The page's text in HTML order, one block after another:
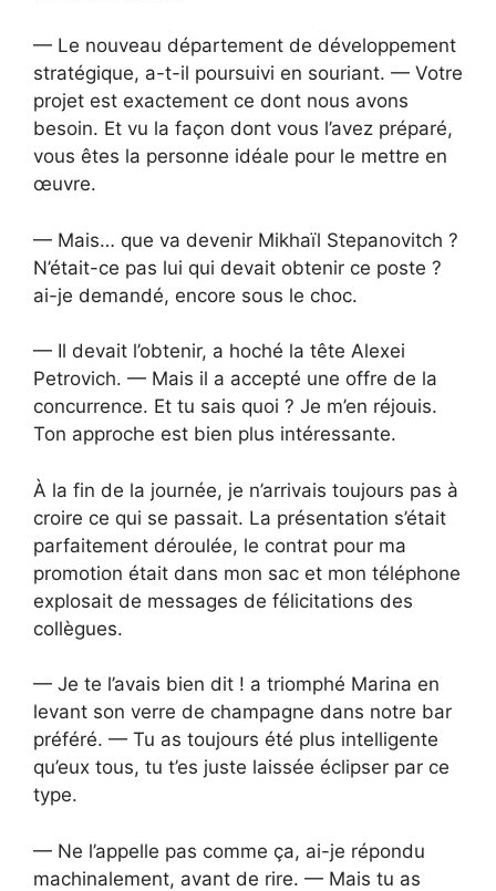
— Le nouveau département de développement
stratégique, a-t-il poursuivi en souriant. — Votre
projet est exactement ce dont nous avons
besoin. Et vu la façon dont vous l’avez préparé,
vous êtes la personne idéale pour le mettre en
œuvre.
— Mais… que va devenir Mikhaïl Stepanovitch ?
N’était-ce pas lui qui devait obtenir ce poste ?
ai-je demandé, encore sous le choc.
— Il devait l’obtenir, a hoché la tête Alexei
Petrovich. — Mais il a accepté une offre de la
concurrence. Et tu sais quoi ? Je m’en réjouis.
Ton approche est bien plus intéressante.
À la fin de la journée, je n’arrivais toujours pas à
croire ce qui se passait. La présentation s’était
parfaitement déroulée, le contrat pour ma
promotion était dans mon sac et mon téléphone
explosait de messages de félicitations des
collègues.
— Je te l’avais bien dit ! a triomphé Marina en
levant son verre de champagne dans notre bar
préféré. — Tu as toujours été plus intelligente
qu’eux tous, tu t’es juste laissée éclipser par ce
type.
— Ne l’appelle pas comme ça, ai-je répondu
machinalement, avant de rire. — Mais tu as